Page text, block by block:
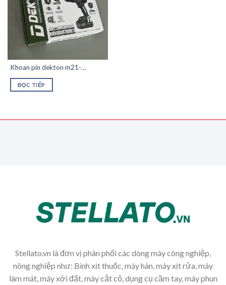
Khoan pin dekton m21-
ĐỌC TIẾP
Stellato.vn là đơn vị phân phối các dòng máy công nghiệp,
nông nghiệp như: Bình xịt thuốc, máy hàn, máy xịt rửa, máy
làm mát, máy xới đất, máy cắt cỏ, dụng cụ cầm tay, máy phun